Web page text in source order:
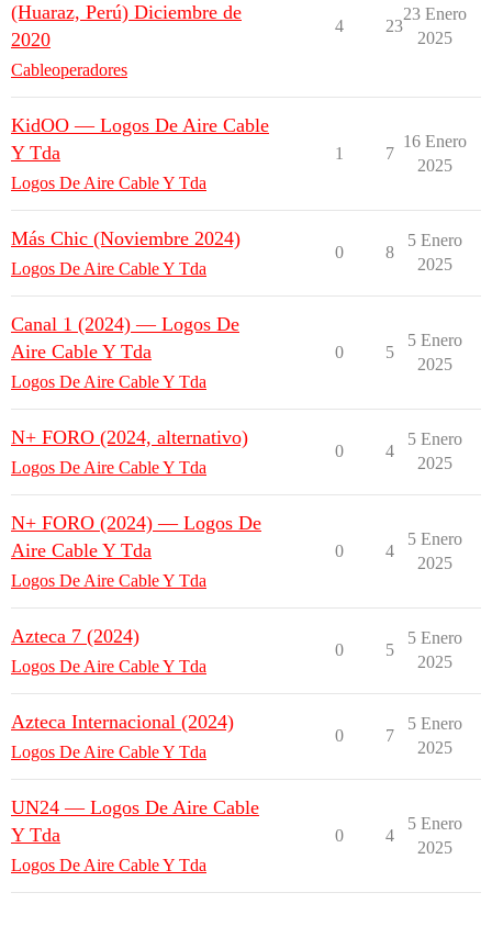
(Huaraz, Perú) Diciembre de
2020
Cableoperadores
4 23
23 Enero
2025
KidOO — Logos De Aire Cable
Y Tda
Logos De Aire Cable Y Tda
1 7
16 Enero
2025
Más Chic (Noviembre 2024)
Logos De Aire Cable Y Tda
0 8
5 Enero
2025
Canal 1 (2024) — Logos De
Aire Cable Y Tda
Logos De Aire Cable Y Tda
0 5
5 Enero
2025
N+ FORO (2024, alternativo)
Logos De Aire Cable Y Tda
0 4
5 Enero
2025
N+ FORO (2024) — Logos De
Aire Cable Y Tda
Logos De Aire Cable Y Tda
0 4
5 Enero
2025
Azteca 7 (2024)
Logos De Aire Cable Y Tda
0 5
5 Enero
2025
Azteca Internacional (2024)
Logos De Aire Cable Y Tda
0 7
5 Enero
2025
UN24 — Logos De Aire Cable
Y Tda
Logos De Aire Cable Y Tda
0 4
5 Enero
2025